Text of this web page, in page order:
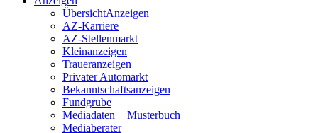
ÜbersichtAnzeigen
AZ-Karriere
AZ-Stellenmarkt
Kleinanzeigen
Traueranzeigen
Privater Automarkt
Bekanntschaftsanzeigen
Fundgrube
Mediadaten + Musterbuch
Mediaberater